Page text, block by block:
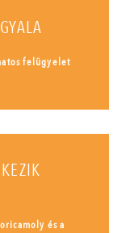
felügyelet
és a